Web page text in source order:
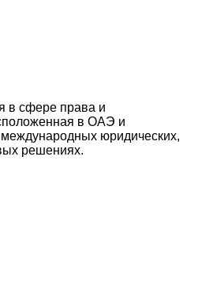
в сфере права и
в ОАЭ и
юридических,
решениях.